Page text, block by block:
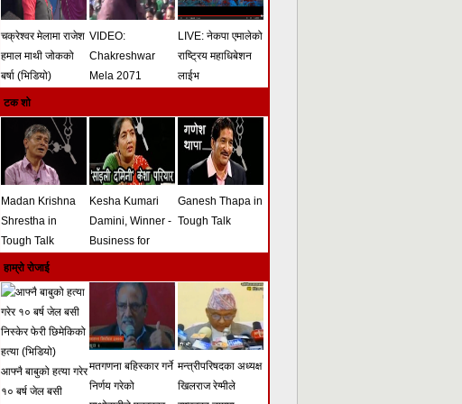
चक्रेश्वर मेलामा राजेश
हमाल माथी जोकको
बर्षा (भिडियो)
VIDEO:
Chakreshwar
Mela 2071
LIVE: नेकपा एमालेको
राष्ट्रिय महाधिबेशन
लाईभ
टक शो
Madan Krishna
Shrestha in
Tough Talk
Kesha Kumari
Damini, Winner -
Business for
Tough Talk
Ganesh Thapa in
Tough Talk
हाम्रो रोजाई
आफ्नै बाबुको हत्या गरेर
१० बर्ष जेल बसी
मतगणना बहिस्कार गर्ने
निर्णय गरेको
मन्त्रीपरिषदका अध्यक्ष
खिलराज रेग्मीले